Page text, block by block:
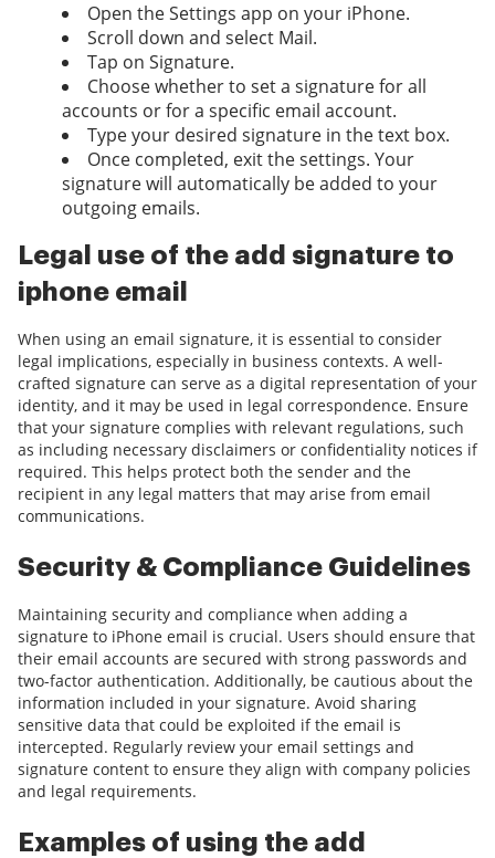
Open the Settings app on your iPhone.
Scroll down and select Mail.
Tap on Signature.
Choose whether to set a signature for all
accounts or for a specific email account.
Type your desired signature in the text box.
Once completed, exit the settings. Your
signature will automatically be added to your
outgoing emails.
Legal use of the add signature to
iphone email
When using an email signature, it is essential to consider
legal implications, especially in business contexts. A well-
crafted signature can serve as a digital representation of your
identity, and it may be used in legal correspondence. Ensure
that your signature complies with relevant regulations, such
as including necessary disclaimers or confidentiality notices if
required. This helps protect both the sender and the
recipient in any legal matters that may arise from email
communications.
Security & Compliance Guidelines
Maintaining security and compliance when adding a
signature to iPhone email is crucial. Users should ensure that
their email accounts are secured with strong passwords and
two-factor authentication. Additionally, be cautious about the
information included in your signature. Avoid sharing
sensitive data that could be exploited if the email is
intercepted. Regularly review your email settings and
signature content to ensure they align with company policies
and legal requirements.
Examples of using the add